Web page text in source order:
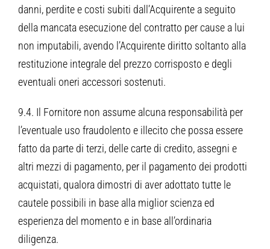
danni, perdite e costi subiti dall’Acquirente a seguito
della mancata esecuzione del contratto per cause a lui
non imputabili, avendo l’Acquirente diritto soltanto alla
restituzione integrale del prezzo corrisposto e degli
eventuali oneri accessori sostenuti.
9.4. Il Fornitore non assume alcuna responsabilità per
l’eventuale uso fraudolento e illecito che possa essere
fatto da parte di terzi, delle carte di credito, assegni e
altri mezzi di pagamento, per il pagamento dei prodotti
acquistati, qualora dimostri di aver adottato tutte le
cautele possibili in base alla miglior scienza ed
esperienza del momento e in base all’ordinaria
diligenza.